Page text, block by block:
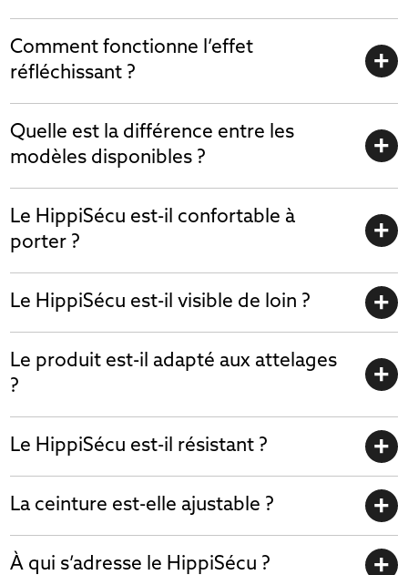
Comment fonctionne l’effet
réfléchissant ?
Quelle est la différence entre les
modèles disponibles ?
Le HippiSécu est-il confortable à
porter ?
Le HippiSécu est-il visible de loin ?
Le produit est-il adapté aux attelages
?
Le HippiSécu est-il résistant ?
La ceinture est-elle ajustable ?
À qui s’adresse le HippiSécu ?